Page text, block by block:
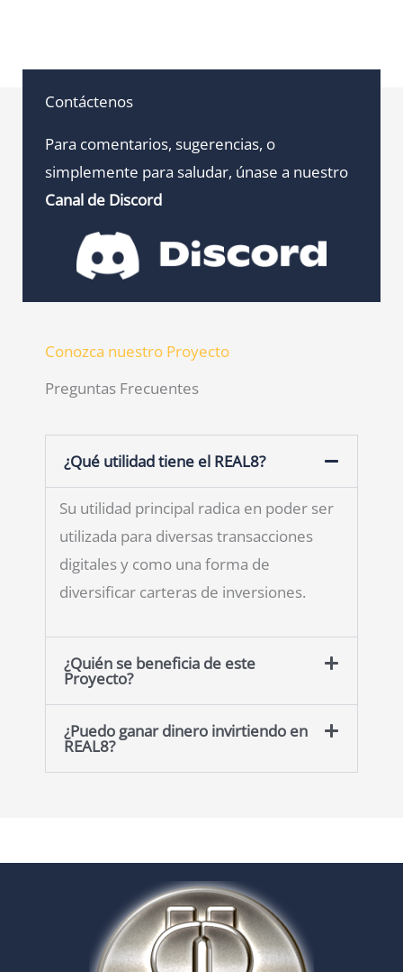
Contáctenos
Para comentarios, sugerencias, o
simplemente para saludar, únase a nuestro
Canal de Discord
Conozca nuestro Proyecto
Preguntas Frecuentes
¿Qué utilidad tiene el REAL8?
Su utilidad principal radica en poder ser
utilizada para diversas transacciones
digitales y como una forma de
diversificar carteras de inversiones.
¿Quién se beneficia de este
Proyecto?
¿Puedo ganar dinero invirtiendo en
REAL8?